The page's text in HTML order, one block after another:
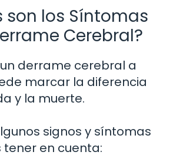
son los Síntomas
Cerebral?
derrame cerebral a
marcar la diferencia
y la muerte.
signos y síntomas
en cuenta: